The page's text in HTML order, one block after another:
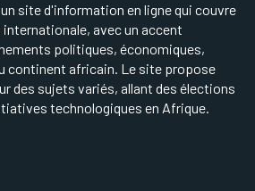
site d'information en ligne qui couvre
avec un accent
politiques, économiques,
continent africain. Le site propose
des sujets variés, allant des élections
technologiques en Afrique.